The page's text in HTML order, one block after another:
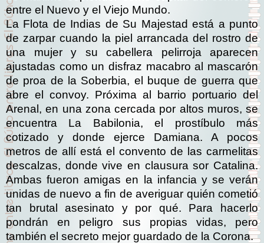
entre el Nuevo y el Viejo Mundo.
La Flota de Indias de Su Majestad está a punto
de zarpar cuando la piel arrancada del rostro de
una mujer y su cabellera pelirroja aparecen
ajustadas como un disfraz macabro al mascarón
de proa de la Soberbia, el buque de guerra que
abre el convoy. Próxima al barrio portuario del
Arenal, en una zona cercada por altos muros, se
encuentra La Babilonia, el prostíbulo más
cotizado y donde ejerce Damiana. A pocos
metros de allí está el convento de las carmelitas
descalzas, donde vive en clausura sor Catalina.
Ambas fueron amigas en la infancia y se verán
unidas de nuevo a fin de averiguar quién cometió
tan brutal asesinato y por qué. Para hacerlo
pondrán en peligro sus propias vidas, pero
también el secreto mejor guardado de la Corona.